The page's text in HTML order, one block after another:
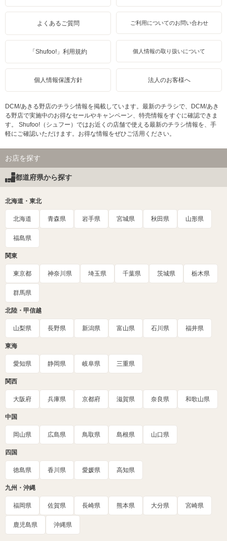
よくあるご質問 ご利用についてのお問い合わせ
「Shufoo!」利用規約 個人情報の取り扱いについて
個人情報保護方針 法人のお客様へ
DCM/あきる野店のチラシ情報を掲載しています。最新のチラシで、DCM/あき
る野店で実施中のお得なセールやキャンペーン、特売情報をすぐに確認できま
す。 Shufoo!（シュフー）ではお近くの店舗で使える最新のチラシ情報を、手
軽にご確認いただけます。お得な情報をぜひご活用ください。
お店を探す
都道府県から探す
北海道・東北
北海道 青森県 岩手県 宮城県 秋田県 山形県
福島県
関東
東京都 神奈川県 埼玉県 千葉県 茨城県 栃木県
群馬県
北陸・甲信越
山梨県 長野県 新潟県 富山県 石川県 福井県
東海
愛知県 静岡県 岐阜県 三重県
関西
大阪府 兵庫県 京都府 滋賀県 奈良県 和歌山県
中国
岡山県 広島県 鳥取県 島根県 山口県
四国
徳島県 香川県 愛媛県 高知県
九州・沖縄
福岡県 佐賀県 長崎県 熊本県 大分県 宮崎県
鹿児島県 沖縄県